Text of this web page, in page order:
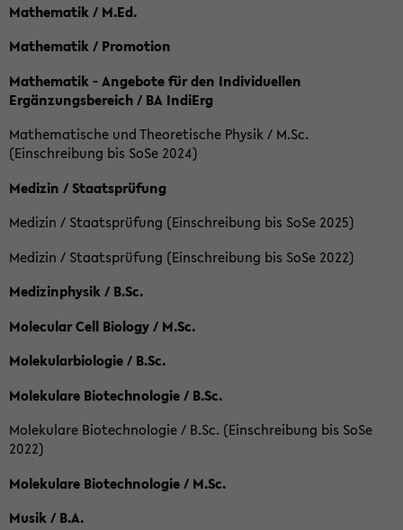
Mathematik / M.Ed.
Mathematik / Promotion
Mathematik - Angebote für den Individuellen
Ergänzungsbereich / BA IndiErg
Mathematische und Theoretische Physik / M.Sc.
(Einschreibung bis SoSe 2024)
Medizin / Staatsprüfung
Medizin / Staatsprüfung (Einschreibung bis SoSe 2025)
Medizin / Staatsprüfung (Einschreibung bis SoSe 2022)
Medizinphysik / B.Sc.
Molecular Cell Biology / M.Sc.
Molekularbiologie / B.Sc.
Molekulare Biotechnologie / B.Sc.
Molekulare Biotechnologie / B.Sc. (Einschreibung bis SoSe
2022)
Molekulare Biotechnologie / M.Sc.
Musik / B.A.